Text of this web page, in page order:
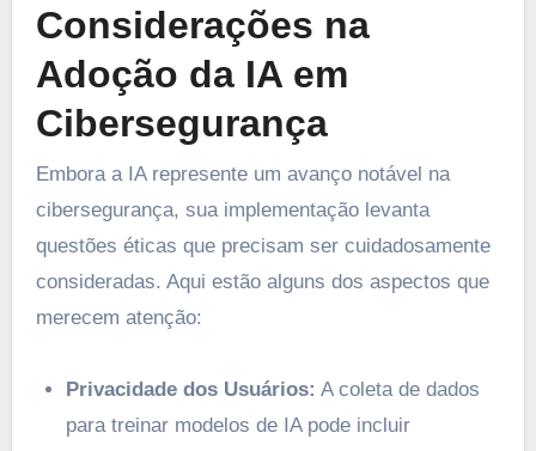
Considerações na
Adoção da IA em
Cibersegurança
Embora a IA represente um avanço notável na
cibersegurança, sua implementação levanta
questões éticas que precisam ser cuidadosamente
consideradas. Aqui estão alguns dos aspectos que
merecem atenção:
Privacidade dos Usuários: A coleta de dados
para treinar modelos de IA pode incluir